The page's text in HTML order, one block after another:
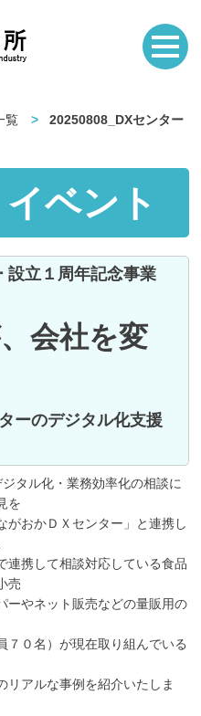
覧
20250808_DXセンター
ベント
会社を変
ーのデジタル化支援
タル化・業務効率化の相談に
を
おかＤＸセンター」と連携し
携して相談対応している食品
売
やネット販売などの量販用の
０名）が現在取り組んでいる
アルな事例を紹介いたしま